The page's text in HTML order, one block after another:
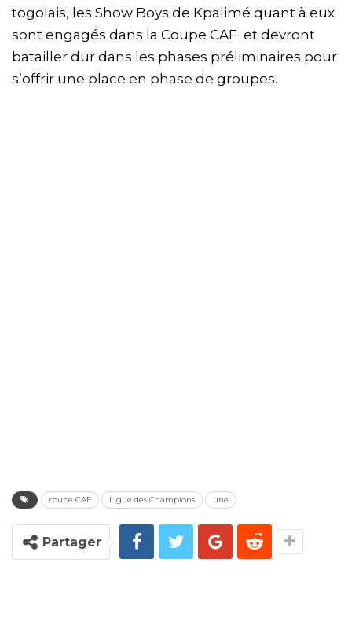
togolais, les Show Boys de Kpalimé quant à eux
sont engagés dans la Coupe CAF et devront
batailler dur dans les phases préliminaires pour
s’offrir une place en phase de groupes.
coupe CAF Ligue des Champions une
Partager